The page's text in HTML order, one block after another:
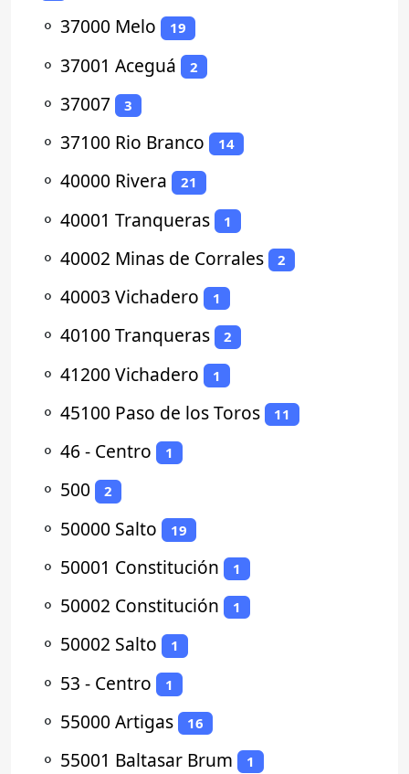
⚬ 37000 Melo 19
⚬ 37001 Aceguá 2
⚬ 37007 3
⚬ 37100 Rio Branco 14
⚬ 40000 Rivera 21
⚬ 40001 Tranqueras 1
⚬ 40002 Minas de Corrales 2
⚬ 40003 Vichadero 1
⚬ 40100 Tranqueras 2
⚬ 41200 Vichadero 1
⚬ 45100 Paso de los Toros 11
⚬ 46 - Centro 1
⚬ 500 2
⚬ 50000 Salto 19
⚬ 50001 Constitución 1
⚬ 50002 Constitución 1
⚬ 50002 Salto 1
⚬ 53 - Centro 1
⚬ 55000 Artigas 16
⚬ 55001 Baltasar Brum 1